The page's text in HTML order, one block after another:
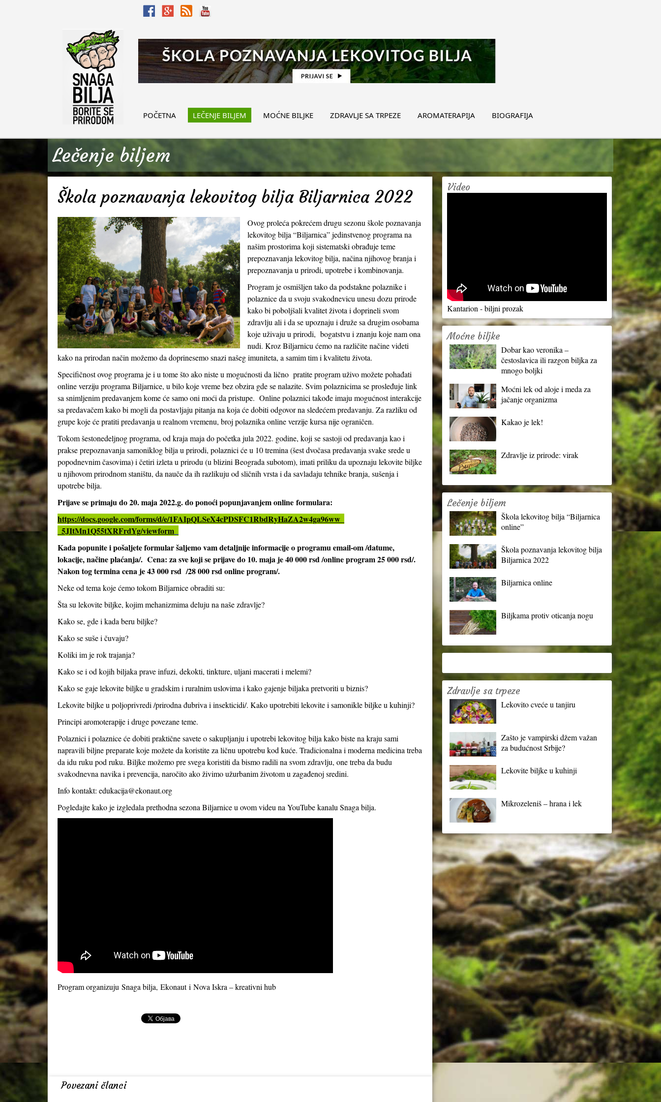
POČETNA LEČENJE BILJEM MOĆNE BILJKE ZDRAVLJE SA TRPEZE AROMATERAPIJA BIOGRAFIJA
Lečenje biljem
Škola poznavanja lekovitog bilja Biljarnica 2022
Ovog proleća pokrećem drugu sezonu škole poznavanja
lekovitog bilja “Biljarnica” jedinstvenog programa na
našim prostorima koji sistematski obrađuje teme
prepoznavanja lekovitog bilja, načina njihovog branja i
prepoznavanja u prirodi, upotrebe i kombinovanja.
Program je osmišljen tako da podstakne polaznike i
polaznice da u svoju svakodnevicu unesu dozu prirode
kako bi poboljšali kvalitet života i doprineli svom
zdravlju ali i da se upoznaju i druže sa drugim osobama
koje uživaju u prirodi, bogatstvu i znanju koje nam ona
nudi. Kroz Biljarnicu ćemo na različite načine videti
kako na prirodan način možemo da doprinesemo snazi našeg imuniteta, a samim tim i kvalitetu života.
Specifičnost ovog programa je i u tome što ako niste u mogućnosti da lično pratite program uživo možete pohađati
online verziju programa Biljarnice, u bilo koje vreme bez obzira gde se nalazite. Svim polaznicima se prosleđuje link
sa snimljenim predavanjem kome će samo oni moći da pristupe. Online polaznici takođe imaju mogućnost interakcije
sa predavačem kako bi mogli da postavljaju pitanja na koja će dobiti odgovor na sledećem predavanju. Za razliku od
grupe koje će pratiti predavanja u realnom vremenu, broj polaznika online verzije kursa nije ograničen.
Tokom šestonedeljnog programa, od kraja maja do početka jula 2022. godine, koji se sastoji od predavanja kao i
prakse prepoznavanja samoniklog bilja u prirodi, polaznici će u 10 tremina (šest dvočasa predavanja svake srede u
popodnevnim časovima) i četiri izleta u prirodu (u blizini Beograda subotom), imati priliku da upoznaju lekovite biljke
u njihovom prirodnom staništu, da nauče da ih razlikuju od sličnih vrsta i da savladaju tehnike branja, sušenja i
upotrebe bilja.
Prijave se primaju do 20. maja 2022.g. do ponoći popunjavanjem online formulara:
https://docs.google.com/forms/d/e/1FAIpQLSeX4cPDSFC1RbdRyHaZA2w4ga96ww_
_5JItMn1Q55tXRFrdYg/viewform
Kada popunite i pošaljete formular šaljemo vam detaljnije informacije o programu email-om /datume,
lokacije, načine plaćanja/. Cena: za sve koji se prijave do 10. maja je 40 000 rsd /online program 25 000 rsd/.
Nakon tog termina cena je 43 000 rsd /28 000 rsd online program/.
Neke od tema koje ćemo tokom Biljarnice obraditi su:
Šta su lekovite biljke, kojim mehanizmima deluju na naše zdravlje?
Kako se, gde i kada beru biljke?
Kako se suše i čuvaju?
Koliki im je rok trajanja?
Kako se i od kojih biljaka prave infuzi, dekokti, tinkture, uljani macerati i melemi?
Kako se gaje lekovite biljke u gradskim i ruralnim uslovima i kako gajenje biljaka pretvoriti u biznis?
Lekovite biljke u poljoprivredi /prirodna đubriva i insekticidi/. Kako upotrebiti lekovite i samonikle biljke u kuhinji?
Principi aromoterapije i druge povezane teme.
Polaznici i polaznice će dobiti praktične savete o sakupljanju i upotrebi lekovitog bilja kako biste na kraju sami
napravili biljne preparate koje možete da koristite za ličnu upotrebu kod kuće. Tradicionalna i moderna medicina treba
da idu ruku pod ruku. Biljke možemo pre svega koristiti da bismo radili na svom zdravlju, one treba da budu
svakodnevna navika i prevencija, naročito ako živimo užurbanim životom u zagađenoj sredini.
Info kontakt: edukacija@ekonaut.org
Pogledajte kako je izgledala prethodna sezona Biljarnice u ovom videu na YouTube kanalu Snaga bilja.
Program organizuju Snaga bilja, Ekonauti Nova Iskra – kreativni hub
Povezani članci
Video
Kantarion - biljni prozak
Moćne biljke
Dobar kao veronika –
čestoslavica ili razgon biljka za
mnogo boljki
Moćni lek od aloje i meda za
jačanje organizma
Kakao je lek!
Zdravlje iz prirode: virak
Lečenje biljem
Škola lekovitog bilja “Biljarnica
online”
Škola poznavanja lekovitog bilja
Biljarnica 2022
Biljarnica online
Biljkama protiv oticanja nogu
Zdravlje sa trpeze
Lekovito cveće u tanjiru
Zašto je vampirski džem važan
za budućnost Srbije?
Lekovite biljke u kuhinji
Mikrozeleniš – hrana i lek